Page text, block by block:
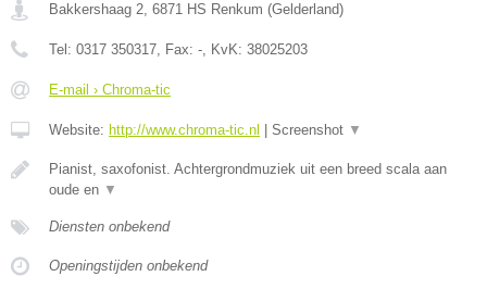
Bakkershaag 2, 6871 HS Renkum (Gelderland)
Tel: 0317 350317, Fax: -, KvK: 38025203
E-mail › Chroma-tic
Website: http://www.chroma-tic.nl Screenshot ▼
Pianist, saxofonist. Achtergrondmuziek uit een breed scala aan
oude en ▼
Diensten onbekend
Openingstijden onbekend